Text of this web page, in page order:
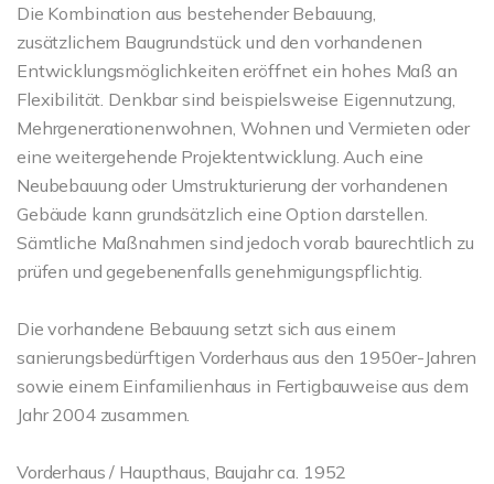
Die Kombination aus bestehender Bebauung,
zusätzlichem Baugrundstück und den vorhandenen
Entwicklungsmöglichkeiten eröffnet ein hohes Maß an
Flexibilität. Denkbar sind beispielsweise Eigennutzung,
Mehrgenerationenwohnen, Wohnen und Vermieten oder
eine weitergehende Projektentwicklung. Auch eine
Neubebauung oder Umstrukturierung der vorhandenen
Gebäude kann grundsätzlich eine Option darstellen.
Sämtliche Maßnahmen sind jedoch vorab baurechtlich zu
prüfen und gegebenenfalls genehmigungspflichtig.
Die vorhandene Bebauung setzt sich aus einem
sanierungsbedürftigen Vorderhaus aus den 1950er-Jahren
sowie einem Einfamilienhaus in Fertigbauweise aus dem
Jahr 2004 zusammen.
Vorderhaus / Haupthaus, Baujahr ca. 1952